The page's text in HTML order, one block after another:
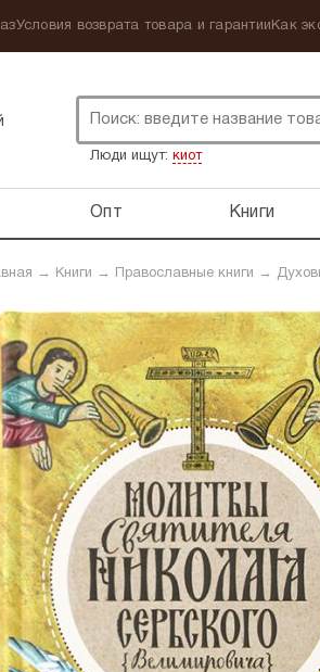
Условия возврата товара и гарантии Как
Люди ищут: киот
Опт Книги
→ Книги → Православные книги →